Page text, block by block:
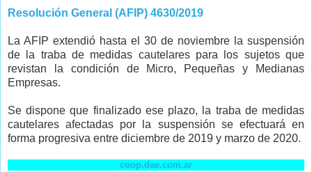
Resolución General (AFIP) 4630/2019
La AFIP extendió hasta el 30 de noviembre la suspensión
de la traba de medidas cautelares para los sujetos que
revistan la condición de Micro, Pequeñas y Medianas
Empresas.
Se dispone que finalizado ese plazo, la traba de medidas
cautelares afectadas por la suspensión se efectuará en
forma progresiva entre diciembre de 2019 y marzo de 2020.
coop.dae.com.ar